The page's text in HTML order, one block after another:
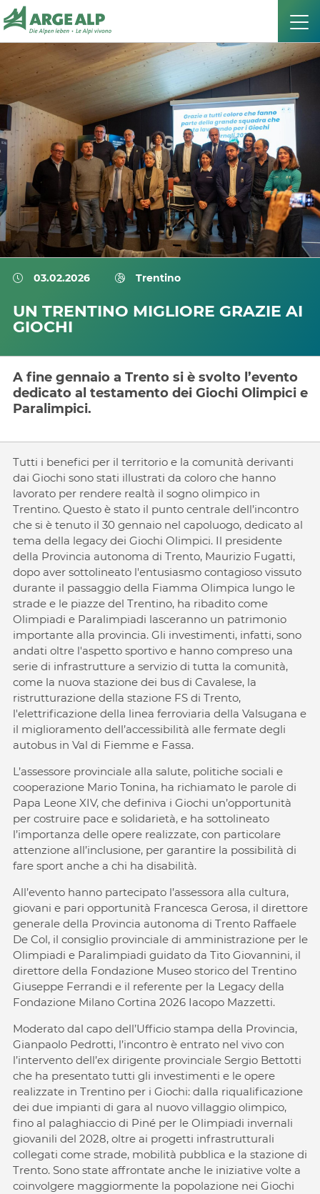
03.02.2026 Trentino
UN TRENTINO MIGLIORE GRAZIE AI
GIOCHI
A fine gennaio a Trento si è svolto l’evento
dedicato al testamento dei Giochi Olimpici e
Paralimpici.
Tutti i benefici per il territorio e la comunità derivanti
dai Giochi sono stati illustrati da coloro che hanno
lavorato per rendere realtà il sogno olimpico in
Trentino. Questo è stato il punto centrale dell’incontro
che si è tenuto il 30 gennaio nel capoluogo, dedicato al
tema della legacy dei Giochi Olimpici. Il presidente
della Provincia autonoma di Trento, Maurizio Fugatti,
dopo aver sottolineato l'entusiasmo contagioso vissuto
durante il passaggio della Fiamma Olimpica lungo le
strade e le piazze del Trentino, ha ribadito come
Olimpiadi e Paralimpiadi lasceranno un patrimonio
importante alla provincia. Gli investimenti, infatti, sono
andati oltre l'aspetto sportivo e hanno compreso una
serie di infrastrutture a servizio di tutta la comunità,
come la nuova stazione dei bus di Cavalese, la
ristrutturazione della stazione FS di Trento,
l'elettrificazione della linea ferroviaria della Valsugana e
il miglioramento dell’accessibilità alle fermate degli
autobus in Val di Fiemme e Fassa.
L’assessore provinciale alla salute, politiche sociali e
cooperazione Mario Tonina, ha richiamato le parole di
Papa Leone XIV, che definiva i Giochi un’opportunità
per costruire pace e solidarietà, e ha sottolineato
l’importanza delle opere realizzate, con particolare
attenzione all’inclusione, per garantire la possibilità di
fare sport anche a chi ha disabilità.
All’evento hanno partecipato l’assessora alla cultura,
giovani e pari opportunità Francesca Gerosa, il direttore
generale della Provincia autonoma di Trento Raffaele
De Col, il consiglio provinciale di amministrazione per le
Olimpiadi e Paralimpiadi guidato da Tito Giovannini, il
direttore della Fondazione Museo storico del Trentino
Giuseppe Ferrandi e il referente per la Legacy della
Fondazione Milano Cortina 2026 Iacopo Mazzetti.
Moderato dal capo dell’Ufficio stampa della Provincia,
Gianpaolo Pedrotti, l’incontro è entrato nel vivo con
l’intervento dell’ex dirigente provinciale Sergio Bettotti
che ha presentato tutti gli investimenti e le opere
realizzate in Trentino per i Giochi: dalla riqualificazione
dei due impianti di gara al nuovo villaggio olimpico,
fino al palaghiaccio di Piné per le Olimpiadi invernali
giovanili del 2028, oltre ai progetti infrastrutturali
collegati come strade, mobilità pubblica e la stazione di
Trento. Sono state affrontate anche le iniziative volte a
coinvolgere maggiormente la popolazione nei Giochi